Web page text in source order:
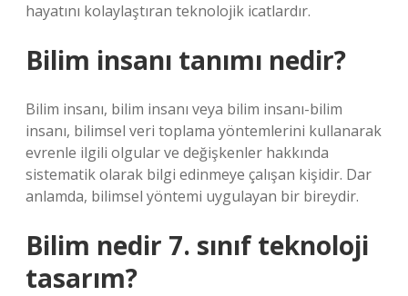
hayatını kolaylaştıran teknolojik icatlardır.
Bilim insanı tanımı nedir?
Bilim insanı, bilim insanı veya bilim insanı-bilim
insanı, bilimsel veri toplama yöntemlerini kullanarak
evrenle ilgili olgular ve değişkenler hakkında
sistematik olarak bilgi edinmeye çalışan kişidir. Dar
anlamda, bilimsel yöntemi uygulayan bir bireydir.
Bilim nedir 7. sınıf teknoloji
tasarım?